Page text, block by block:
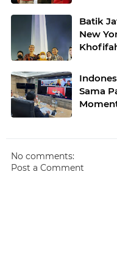
Batik
New York Siap Bantu
Sama
No comments:
Post a Comment